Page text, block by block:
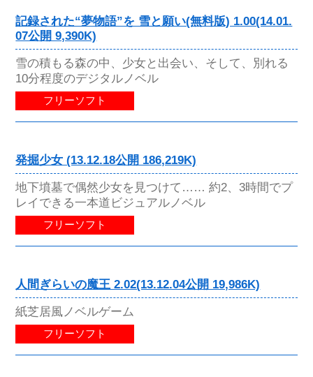
記録された“夢物語”を 雪と願い(無料版) 1.00(14.01.
07公開 9,390K)
雪の積もる森の中、少女と出会い、そして、別れる
10分程度のデジタルノベル
フリーソフト
発掘少女 (13.12.18公開 186,219K)
地下墳墓で偶然少女を見つけて…… 約2、3時間でプ
レイできる一本道ビジュアルノベル
フリーソフト
人間ぎらいの魔王 2.02(13.12.04公開 19,986K)
紙芝居風ノベルゲーム
フリーソフト